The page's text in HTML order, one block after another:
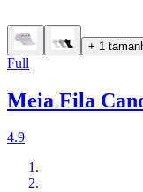
+ 1
Full
Meia Fila
4.9